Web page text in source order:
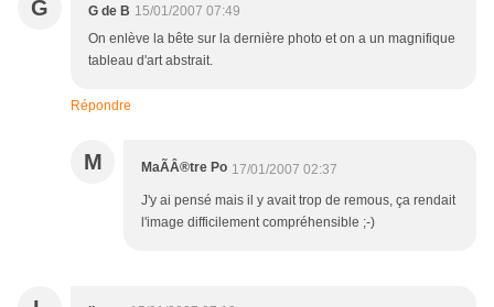
G G de B 15/01/2007 07:49
On enlève la bête sur la dernière photo et on a un magnifique
tableau d'art abstrait.
Répondre
M MaÃÂ®tre Po 17/01/2007 02:37
J'y ai pensé mais il y avait trop de remous, ça rendait
l'image difficilement compréhensible ;-)